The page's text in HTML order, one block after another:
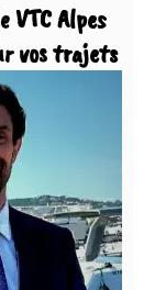
VTC Alpes
vos trajets